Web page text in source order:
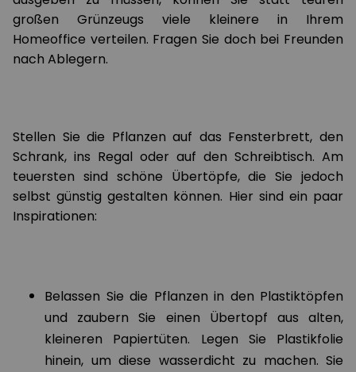
großen Grünzeugs viele kleinere in Ihrem
Homeoffice verteilen. Fragen Sie doch bei Freunden
nach Ablegern.
Stellen Sie die Pflanzen auf das Fensterbrett, den
Schrank, ins Regal oder auf den Schreibtisch. Am
teuersten sind schöne Übertöpfe, die Sie jedoch
selbst günstig gestalten können. Hier sind ein paar
Inspirationen:
Belassen Sie die Pflanzen in den Plastiktöpfen
und zaubern Sie einen Übertopf aus alten,
kleineren Papiertüten. Legen Sie Plastikfolie
hinein, um diese wasserdicht zu machen. Sie